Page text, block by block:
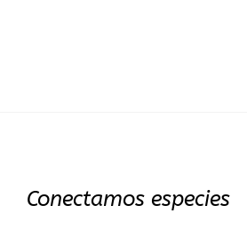
Conectamos especies